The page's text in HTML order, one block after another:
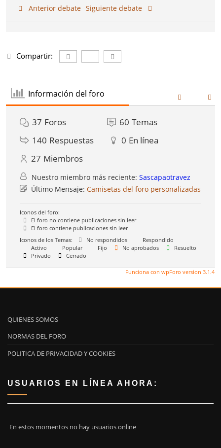
Anterior debate Siguiente debate
Compartir:
Información del foro
37 Foros 60 Temas
140 Respuestas 0 En línea
27 Miembros
Nuestro miembro más reciente:Sascapaotravez
Último Mensaje:Camisetas del foro personalizadas
Iconos del foro:
El foro no contiene publicaciones sin leer
El foro contiene publicaciones sin leer
Iconos de los Temas:
No respondidos
Respondido
Activo
Popular Fijo No aprobados
Resuelto
Privado
Cerrado
Funciona con wpForo version 3.1.4
QUIENES SOMOS
NORMAS DEL FORO
POLITICA DE PRIVACIDAD Y COOKIES
USUARIOS EN LÍNEA AHORA:
En estos momentos no hay usuarios online